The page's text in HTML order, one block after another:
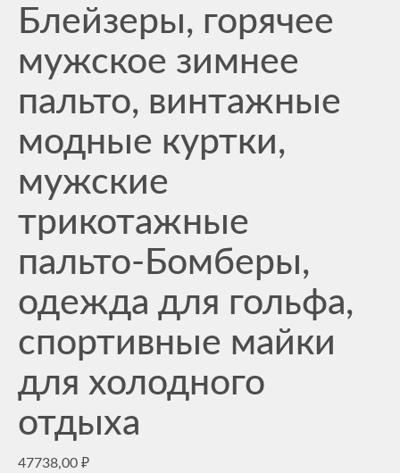
Блейзеры, горячее
мужское зимнее
пальто, винтажные
модные куртки,
мужские
трикотажные
пальто-Бомберы,
одежда для гольфа,
спортивные майки
для холодного
отдыха
47738,00 ₽